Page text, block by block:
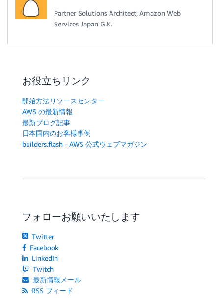
Partner Solutions Architect, Amazon Web
Services Japan G.K.
お役立ちリンク
開始方法リソースセンター
AWS の最新情報
最新ブログ記事
日本国内のお客様事例
builders.flash - AWS 公式ウェブマガジン
フォローお願いいたします
Twitter
Facebook
LinkedIn
Twitch
最新情報メール
RSS フィード